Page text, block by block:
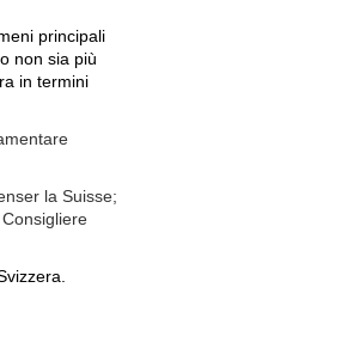
principali
non sia più
in termini
la Suisse;
, Consigliere